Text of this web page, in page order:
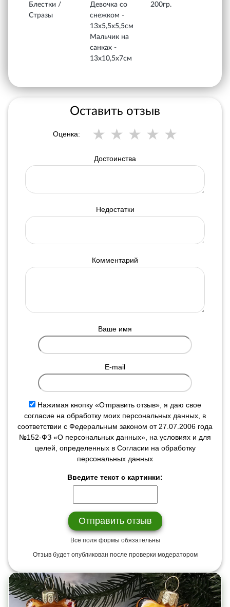
Блестки /
Стразы
Девочка со
снежком -
13х5,5х5,5см
Мальчик на
санках -
13х10,5х7см
200гр.
Оставить отзыв
Оценка:
Достоинства
Недостатки
Комментарий
Ваше имя
E-mail
Нажимая кнопку «Отправить отзыв», я даю свое
согласие на обработку моих персональных данных, в
соответствии с Федеральным законом от 27.07.2006 года
№152-ФЗ «О персональных данных», на условиях и для
целей, определенных в Согласии на обработку
персональных данных
Введите текст с картинки:
Все поля формы обязательны
Отзыв будет опубликован после проверки модератором